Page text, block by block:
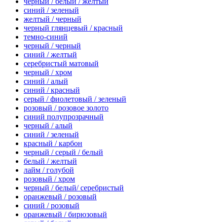
синий / зеленый
желтый / черный
черный глянцевый / красный
темно-синий
черный / черный
синий / желтый
серебристый матовый
черный / хром
синий / алый
синий / красный
серый / фиолетовый / зеленый
розовый / розовое золото
синий полупрозрачный
черный / алый
синий / зеленый
красный / карбон
черный / серый / белый
белый / желтый
лайм / голубой
розовый / хром
черный / белый/ серебристый
оранжевый / розовый
синий / розовый
оранжевый / бирюзовый